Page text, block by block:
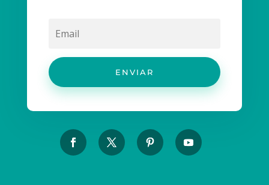
ENVIAR